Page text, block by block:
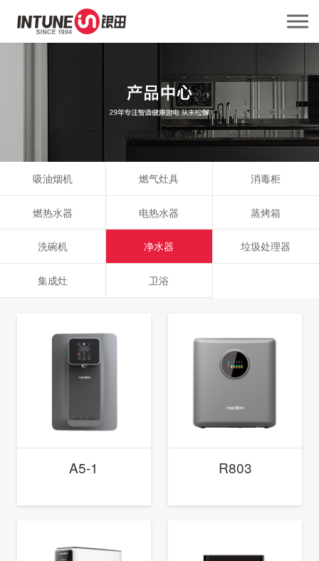
吸油烟机 燃气灶具 消毒柜
燃热水器 电热水器 蒸烤箱
洗碗机 净水器 垃圾处理器
集成灶 卫浴
A5-1 R803